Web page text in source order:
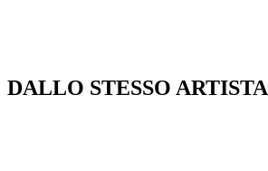
DALLO STESSO ARTISTA